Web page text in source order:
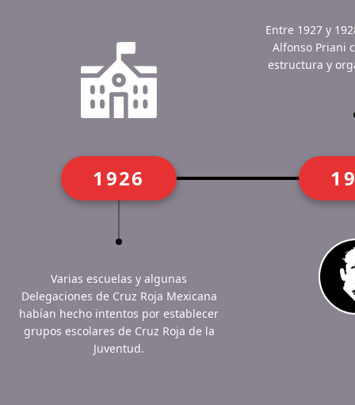
1926
Varias escuelas y algunas
Delegaciones de Cruz Roja Mexicana
habían hecho intentos por establecer
grupos escolares de Cruz Roja de la
Juventud.
Entre 1927 y
Alfonso Priani
estructura y